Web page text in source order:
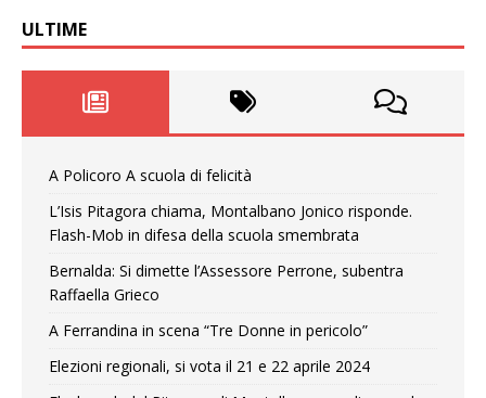
ULTIME
A Policoro A scuola di felicità
L’Isis Pitagora chiama, Montalbano Jonico risponde.
Flash-Mob in difesa della scuola smembrata
Bernalda: Si dimette l’Assessore Perrone, subentra
Raffaella Grieco
A Ferrandina in scena “Tre Donne in pericolo”
Elezioni regionali, si vota il 21 e 22 aprile 2024